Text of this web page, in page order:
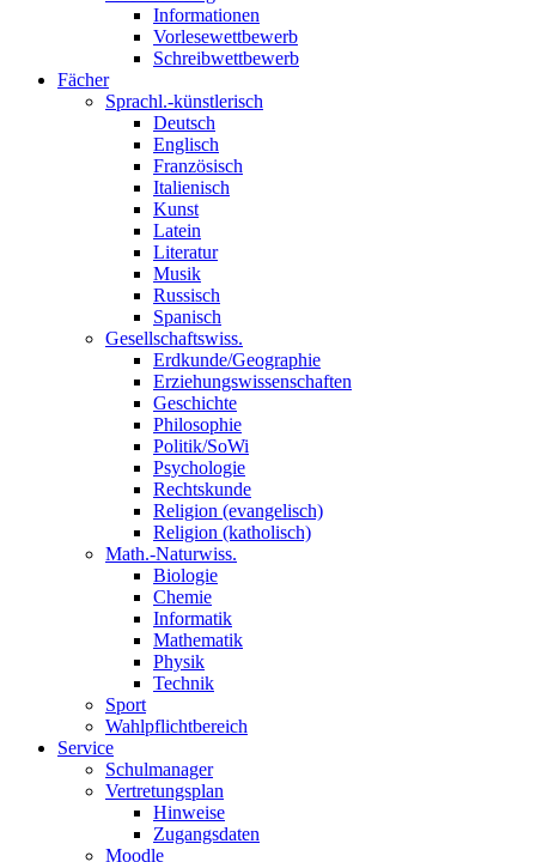
Informationen
Vorlesewettbewerb
Schreibwettbewerb
Fächer
Sprachl.-künstlerisch
Deutsch
Englisch
Französisch
Italienisch
Kunst
Latein
Literatur
Musik
Russisch
Spanisch
Gesellschaftswiss.
Erdkunde/Geographie
Erziehungswissenschaften
Geschichte
Philosophie
Politik/SoWi
Psychologie
Rechtskunde
Religion (evangelisch)
Religion (katholisch)
Math.-Naturwiss.
Biologie
Chemie
Informatik
Mathematik
Physik
Technik
Sport
Wahlpflichtbereich
Service
Schulmanager
Vertretungsplan
Hinweise
Zugangsdaten
Moodle